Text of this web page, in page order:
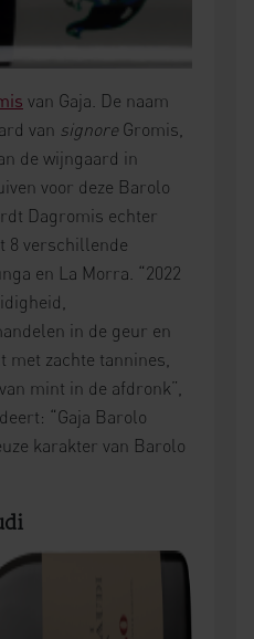
van Gaja. De naam
van signoreGromis,
de wijngaard in
voor deze Barolo
Dagromis echter
8 verschillende
en La Morra. “2022
in de geur en
met zachte tannines,
mint in de afdronk”,
“Gaja Barolo
karakter van Barolo